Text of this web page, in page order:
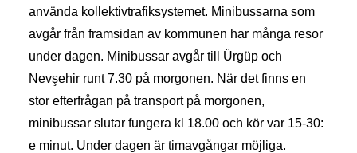
använda kollektivtrafiksystemet. Minibussarna som
avgår från framsidan av kommunen har många resor
under dagen. Minibussar avgår till Ürgüp och
Nevşehir runt 7.30 på morgonen. När det finns en
stor efterfrågan på transport på morgonen,
minibussar slutar fungera kl 18.00 och kör var 15-30:
e minut. Under dagen är timavgångar möjliga.